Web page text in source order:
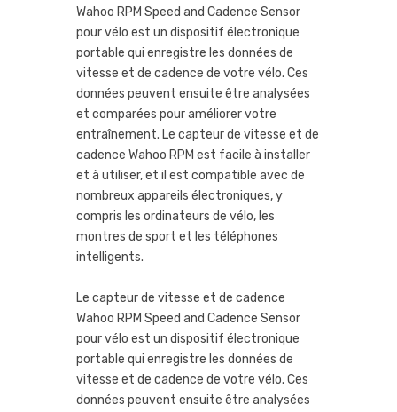
Wahoo RPM Speed and Cadence Sensor
pour vélo est un dispositif électronique
portable qui enregistre les données de
vitesse et de cadence de votre vélo. Ces
données peuvent ensuite être analysées
et comparées pour améliorer votre
entraînement. Le capteur de vitesse et de
cadence Wahoo RPM est facile à installer
et à utiliser, et il est compatible avec de
nombreux appareils électroniques, y
compris les ordinateurs de vélo, les
montres de sport et les téléphones
intelligents.
Le capteur de vitesse et de cadence
Wahoo RPM Speed and Cadence Sensor
pour vélo est un dispositif électronique
portable qui enregistre les données de
vitesse et de cadence de votre vélo. Ces
données peuvent ensuite être analysées